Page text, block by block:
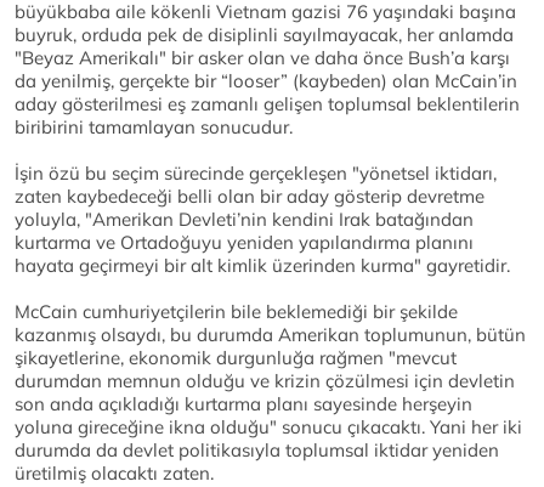
büyükbaba aile kökenli Vietnam gazisi 76 yaşındaki başına
buyruk, orduda pek de disiplinli sayılmayacak, her anlamda
"Beyaz Amerikalı" bir asker olan ve daha önce Bush’a karşı
da yenilmiş, gerçekte bir “looser” (kaybeden) olan McCain’in
aday gösterilmesi eş zamanlı gelişen toplumsal beklentilerin
biribirini tamamlayan sonucudur.
İşin özü bu seçim sürecinde gerçekleşen "yönetsel iktidarı,
zaten kaybedeceği belli olan bir aday gösterip devretme
yoluyla, "Amerikan Devleti’nin kendini Irak batağından
kurtarma ve Ortadoğuyu yeniden yapılandırma planını
hayata geçirmeyi bir alt kimlik üzerinden kurma" gayretidir.
McCain cumhuriyetçilerin bile beklemediği bir şekilde
kazanmış olsaydı, bu durumda Amerikan toplumunun, bütün
şikayetlerine, ekonomik durgunluğa rağmen "mevcut
durumdan memnun olduğu ve krizin çözülmesi için devletin
son anda açıkladığı kurtarma planı sayesinde herşeyin
yoluna gireceğine ikna olduğu" sonucu çıkacaktı. Yani her iki
durumda da devlet politikasıyla toplumsal iktidar yeniden
üretilmiş olacaktı zaten.